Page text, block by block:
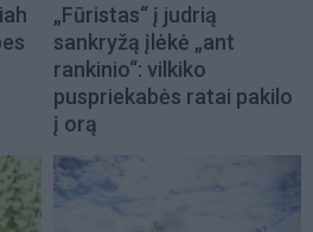
„Fūristas“ į judrią
sankryžą įlėkė „ant
rankinio“: vilkiko
puspriekabės ratai pakilo
į orą